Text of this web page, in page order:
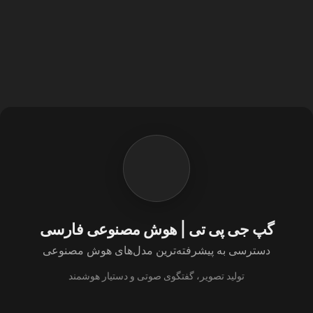
گپ جی پی تی | هوش مصنوعی فارسی
دسترسی به پیشرفته‌ترین مدل‌های هوش مصنوعی
تولید تصویر، گفتگوی صوتی و دستیار هوشمند